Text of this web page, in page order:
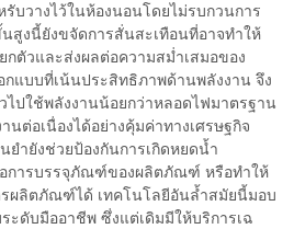
รับวางไว้ในห้องนอนโดยไม่รบกวนการ
งนี้ยังขจัดการสั่นสะเทือนที่อาจทำให้
ตัวและส่งผลต่อความสม่ำเสมอของ
แบบที่เน้นประสิทธิภาพด้านพลังงาน จึง
ไปใช้พลังงานน้อยกว่าหลอดไฟมาตรฐาน
นต่อเนื่องได้อย่างคุ้มค่าทางเศรษฐกิจ
ำยังช่วยป้องกันการเกิดหยดน้ำ
การบรรจุภัณฑ์ของผลิตภัณฑ์ หรือทำให้
ผลิตภัณฑ์ได้ เทคโนโลยีอันล้ำสมัยนี้มอบ
ะดับมืออาชีพ ซึ่งแต่เดิมมีให้บริการเฉ